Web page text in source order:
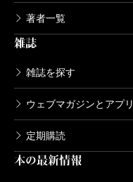
著者一覧
雑誌
雑誌を探す
ウェブマガジンとアプリ
定期購読
本の最新情報